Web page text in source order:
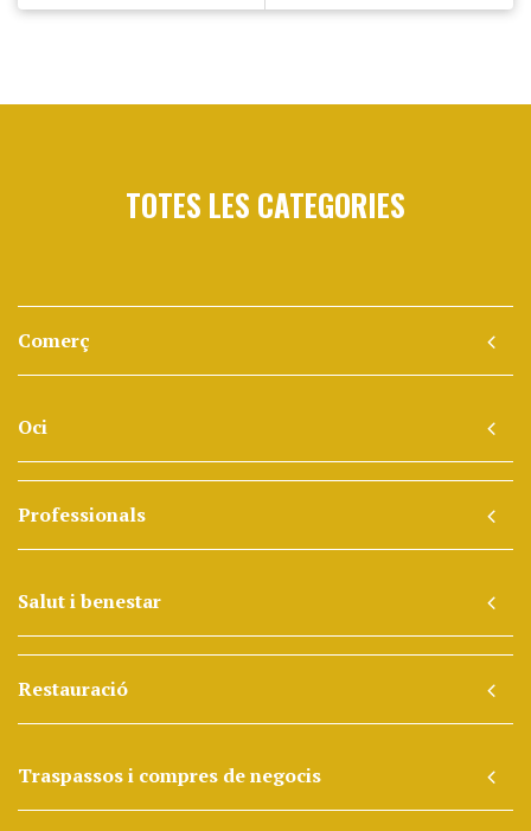
TOTES LES CATEGORIES
Comerç
Oci
Professionals
Salut i benestar
Restauració
Traspassos i compres de negocis